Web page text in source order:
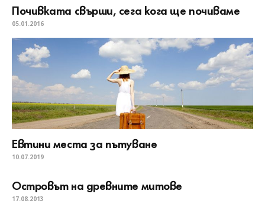
Почивката свърши, сега кога ще почиваме
05.01.2016
Евтини места за пътуване
10.07.2019
Островът на древните митове
17.08.2013